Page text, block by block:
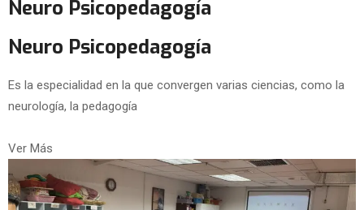
Neuro Psicopedagogía
Neuro Psicopedagogía
Es la especialidad en la que convergen varias ciencias, como la
neurología, la pedagogía
Ver Más